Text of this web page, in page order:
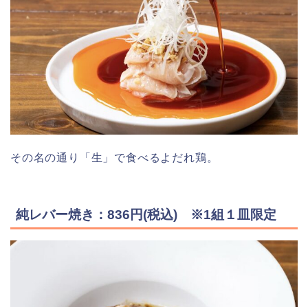
その名の通り「生」で食べるよだれ鶏。
純レバー焼き：836円(税込) ※1組１皿限定